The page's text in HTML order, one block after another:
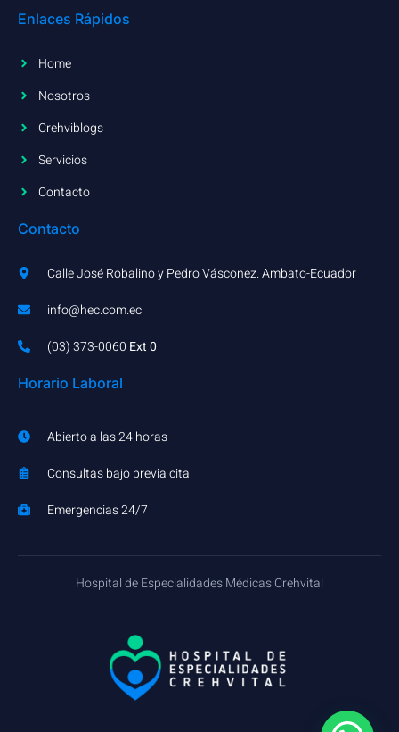
Enlaces Rápidos
Home
Nosotros
Crehviblogs
Servicios
Contacto
Contacto
Calle José Robalino y Pedro Vásconez. Ambato-Ecuador
info@hec.com.ec
(03) 373-0060​ Ext 0
Horario Laboral
Abierto a las 24 horas
Consultas bajo previa cita
Emergencias 24/7
Hospital de Especialidades Médicas Crehvital